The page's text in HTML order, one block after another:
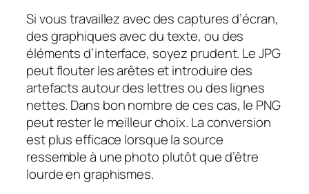
Si vous travaillez avec des captures d’écran,
des graphiques avec du texte, ou des
éléments d’interface, soyez prudent. Le JPG
peut flouter les arêtes et introduire des
artefacts autour des lettres ou des lignes
nettes. Dans bon nombre de ces cas, le PNG
peut rester le meilleur choix. La conversion
est plus efficace lorsque la source
ressemble à une photo plutôt que d’être
lourde en graphismes.